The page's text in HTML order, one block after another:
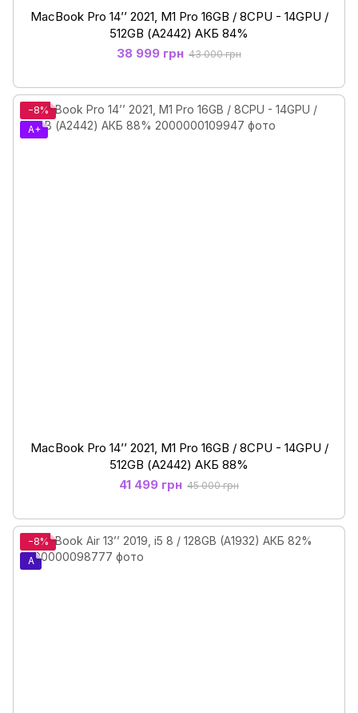
MacBook Pro 14’’ 2021, M1 Pro 16GB / 8CPU - 14GPU /
512GB (А2442) АКБ 84%
38 999 грн 43 000 грн
−8%
A+
MacBook Pro 14’’ 2021, M1 Pro 16GB / 8CPU - 14GPU /
512GB (А2442) АКБ 88%
41 499 грн 45 000 грн
−8%
A